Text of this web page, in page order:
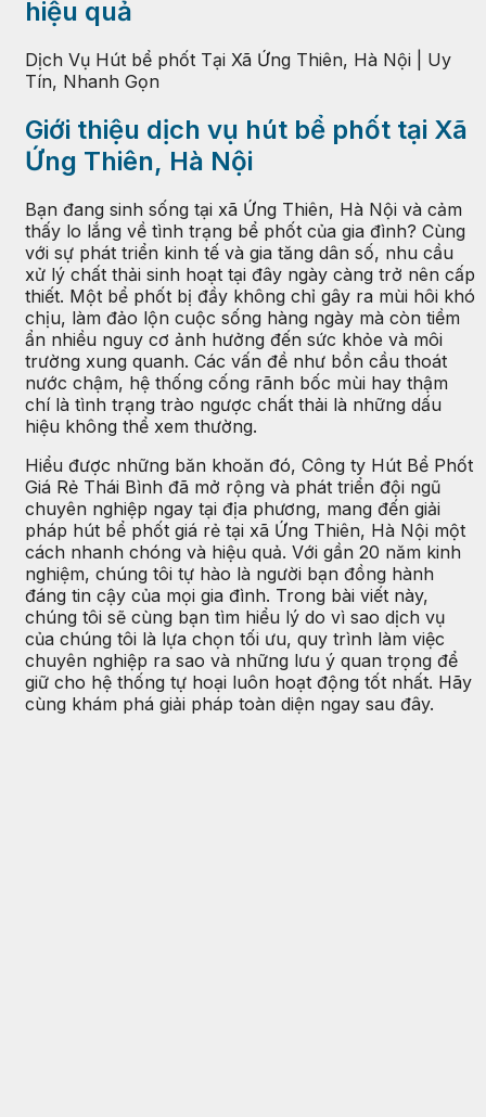
hiệu quả
Dịch Vụ Hút bể phốt Tại Xã Ứng Thiên, Hà Nội | Uy
Tín, Nhanh Gọn
Giới thiệu dịch vụ hút bể phốt tại Xã
Ứng Thiên, Hà Nội
Bạn đang sinh sống tại xã Ứng Thiên, Hà Nội và cảm
thấy lo lắng về tình trạng bể phốt của gia đình? Cùng
với sự phát triển kinh tế và gia tăng dân số, nhu cầu
xử lý chất thải sinh hoạt tại đây ngày càng trở nên cấp
thiết. Một bể phốt bị đầy không chỉ gây ra mùi hôi khó
chịu, làm đảo lộn cuộc sống hàng ngày mà còn tiềm
ẩn nhiều nguy cơ ảnh hưởng đến sức khỏe và môi
trường xung quanh. Các vấn đề như bồn cầu thoát
nước chậm, hệ thống cống rãnh bốc mùi hay thậm
chí là tình trạng trào ngược chất thải là những dấu
hiệu không thể xem thường.
Hiểu được những băn khoăn đó, Công ty Hút Bể Phốt
Giá Rẻ Thái Bình đã mở rộng và phát triển đội ngũ
chuyên nghiệp ngay tại địa phương, mang đến giải
pháp hút bể phốt giá rẻ tại xã Ứng Thiên, Hà Nội một
cách nhanh chóng và hiệu quả. Với gần 20 năm kinh
nghiệm, chúng tôi tự hào là người bạn đồng hành
đáng tin cậy của mọi gia đình. Trong bài viết này,
chúng tôi sẽ cùng bạn tìm hiểu lý do vì sao dịch vụ
của chúng tôi là lựa chọn tối ưu, quy trình làm việc
chuyên nghiệp ra sao và những lưu ý quan trọng để
giữ cho hệ thống tự hoại luôn hoạt động tốt nhất. Hãy
cùng khám phá giải pháp toàn diện ngay sau đây.